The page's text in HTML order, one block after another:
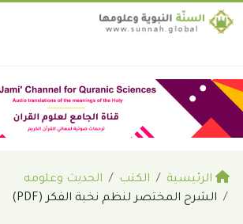
الرئيسية الكتب
الحديث وعلومه
الشرح المختصر لنظم نخبة الفكر (PDF)